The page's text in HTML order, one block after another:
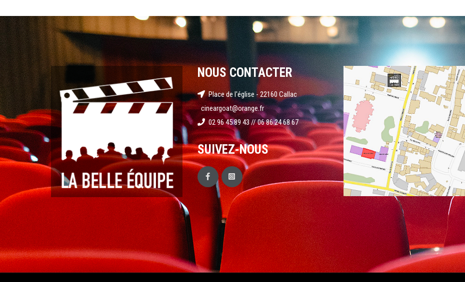
NOUS CONTACTER
Place de l'église - 22160 Callac
cineargoat@orange.fr
02 96 45 89 43 // 06 86 24 68 67
SUIVEZ-NOUS